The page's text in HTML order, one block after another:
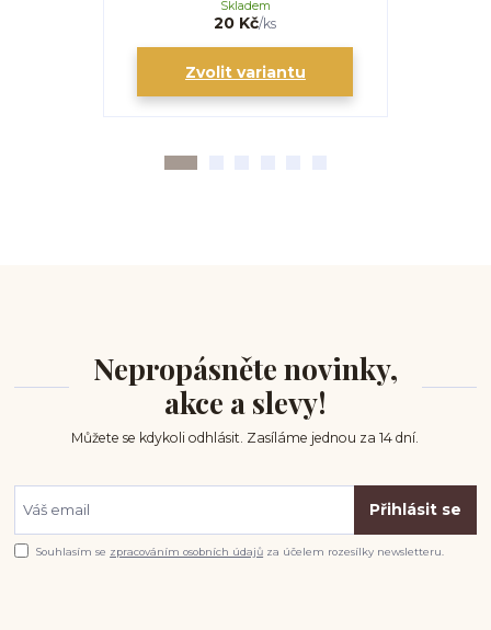
20 Kč/ks
Skladem
Zvolit variantu
Nepropásněte novinky,
akce a slevy!
Můžete se kdykoli odhlásit. Zasíláme jednou za 14 dní.
Přihlásit se
Souhlasím se zpracováním osobních údajů za účelem rozesílky newsletteru.